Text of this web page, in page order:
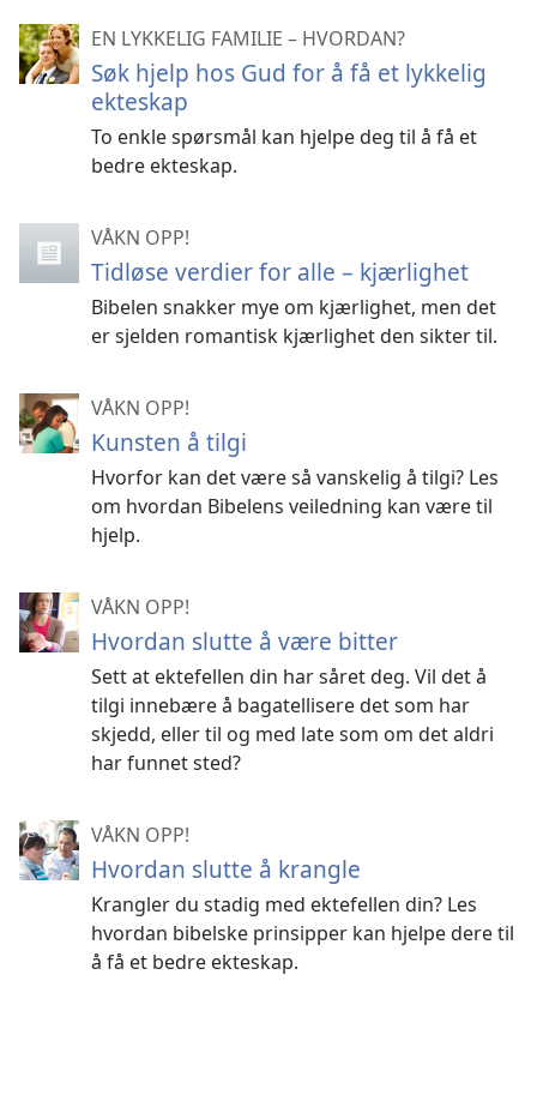
EN LYKKELIG FAMILIE – HVORDAN?
Søk hjelp hos Gud for å få et lykkelig
ekteskap
To enkle spørsmål kan hjelpe deg til å få et
bedre ekteskap.
VÅKN OPP!
Tidløse verdier for alle – kjærlighet
Bibelen snakker mye om kjærlighet, men det
er sjelden romantisk kjærlighet den sikter til.
VÅKN OPP!
Kunsten å tilgi
Hvorfor kan det være så vanskelig å tilgi? Les
om hvordan Bibelens veiledning kan være til
hjelp.
VÅKN OPP!
Hvordan slutte å være bitter
Sett at ektefellen din har såret deg. Vil det å
tilgi innebære å bagatellisere det som har
skjedd, eller til og med late som om det aldri
har funnet sted?
VÅKN OPP!
Hvordan slutte å krangle
Krangler du stadig med ektefellen din? Les
hvordan bibelske prinsipper kan hjelpe dere til
å få et bedre ekteskap.